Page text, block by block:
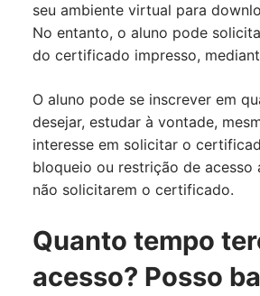
seu ambiente virtual para
No entanto, o aluno pode
do certificado impresso,
O aluno pode se inscrever em
desejar, estudar à vontade,
interesse em solicitar o
bloqueio ou restrição de acesso
não solicitarem o certificado.
Quanto tempo
acesso? Posso